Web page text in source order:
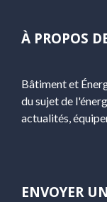
À PROPOS
Bâtiment et
du sujet de
actualités,
ENVOYER